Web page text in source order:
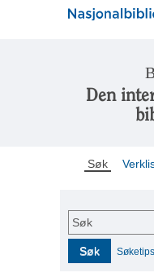
Den
Søk
Søk
Søk Søketips